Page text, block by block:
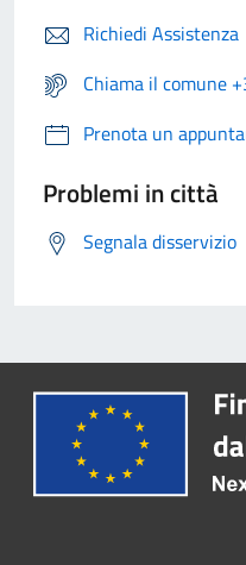
Richiedi Assistenza
Chiama il comune
Prenota un
Problemi in città
Segnala disservizio